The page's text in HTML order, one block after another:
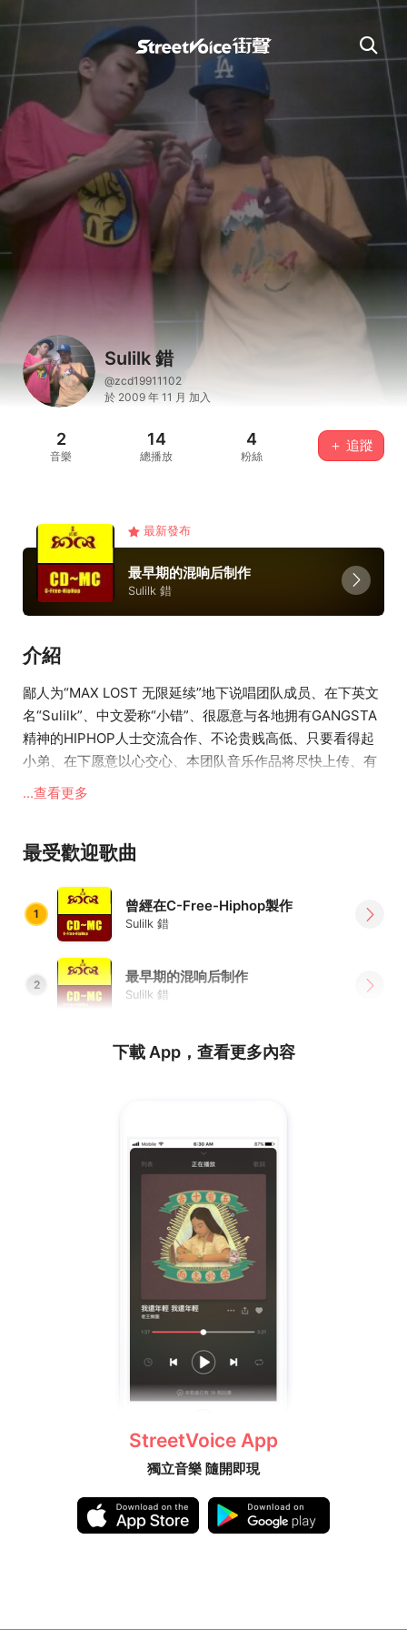
Sulilk 錯
@zcd19911102
於 2009 年 11 月 加入
2
音樂
14
總播放
4
粉絲
＋ 追蹤
最新發布
最早期的混响后制作
Sulilk 錯
介紹
鄙人为“MAX LOST 无限延续”地下说唱团队成员、在下英文
名“Sulilk”、中文爱称“小错”、很愿意与各地拥有GANGSTA
精神的HIPHOP人士交流合作、不论贵贱高低、只要看得起
小弟、在下愿意以心交心、本团队音乐作品将尽快上传、有
不足之处、敬请指教、四川老话“袍哥人家、绝不拉稀摆带”
...查看更多
最受歡迎歌曲
1 曾經在C-Free-Hiphop製作
Sulilk 錯
2 最早期的混响后制作
Sulilk 錯
下載 App，查看更多內容
StreetVoice App
獨立音樂 隨開即現